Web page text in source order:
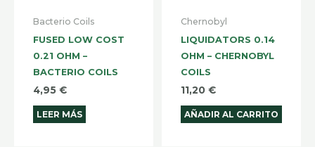
Bacterio Coils
FUSED LOW COST
0.21 OHM –
BACTERIO COILS
4,95 €
LEER MÁS
Chernobyl
LIQUIDATORS 0.14
OHM – CHERNOBYL
COILS
11,20 €
AÑADIR AL CARRITO